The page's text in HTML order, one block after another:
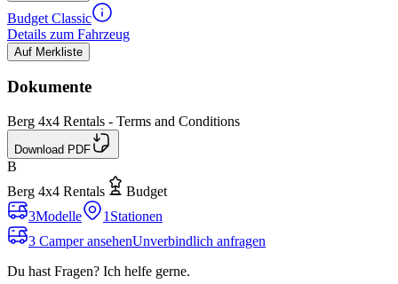
Budget Classic
Details zum Fahrzeug
Auf Merkliste
Dokumente
Berg 4x4 Rentals - Terms and Conditions
Download PDF
B
Berg 4x4 Rentals
Budget
3Modelle 1 Stationen
3 Camper ansehenUnverbindlich anfragen
Du hast Fragen? Ich helfe gerne.